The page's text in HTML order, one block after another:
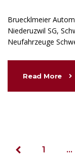
Bruecklmeier
Niederuzwil SG,
Neufahrzeuge
Read More
1 …